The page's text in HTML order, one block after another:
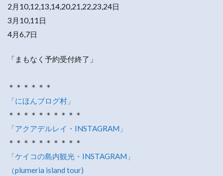
2月10,12,13,14,20,21,22,23,24日
3月10,11日
4月6,7日
「まもなく予約受付終了」
＊＊＊＊＊＊
「にほんブログ村」
＊＊＊＊＊＊＊＊＊＊
「アクアデルレイ・INSTAGRAM」
＊＊＊＊＊＊＊＊＊＊
「ケイコの島内観光・INSTAGRAM」
（plumeria island tour)